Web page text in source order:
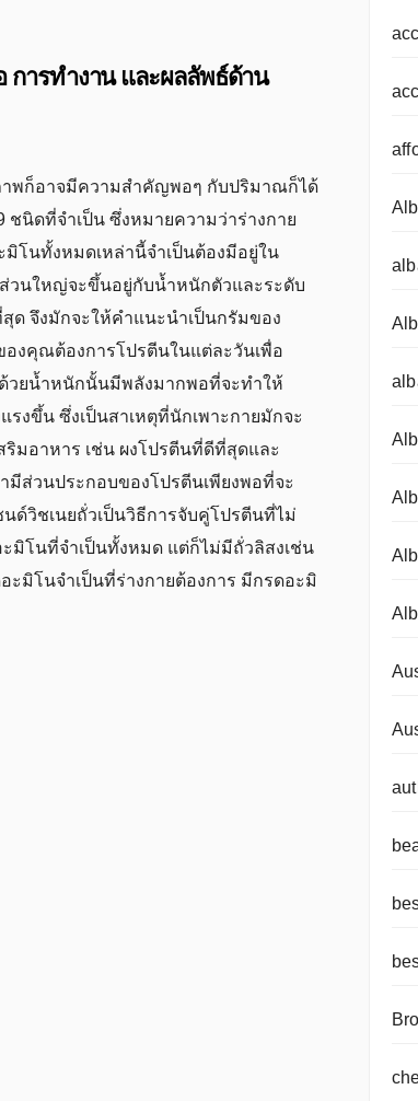
การทำงาน และผลลัพธ์ด้าน
าพก็อาจมีความสำคัญพอๆ กับปริมาณก็ได้
นิดที่จำเป็น ซึ่งหมายความว่าร่างกาย
มิโนทั้งหมดเหล่านี้จำเป็นต้องมีอยู่ใน
วนใหญ่จะขึ้นอยู่กับน้ำหนักตัวและระดับ
จึงมักจะให้คำแนะนำเป็นกรัมของ
งคุณต้องการโปรตีนในแต่ละวันเพื่อ
ด้วยน้ำหนักนั้นมีพลังมากพอที่จะทำให้
งขึ้น ซึ่งเป็นสาเหตุที่นักเพาะกายมักจะ
มอาหาร เช่น ผงโปรตีนที่ดีที่สุดและ
มีส่วนประกอบของโปรตีนเพียงพอที่จะ
ด์วิชเนยถั่วเป็นวิธีการจับคู่โปรตีนที่ไม่
โนที่จำเป็นทั้งหมด แต่ก็ไม่มีถั่วลิสงเช่น
ะมิโนจำเป็นที่ร่างกายต้องการ มีกรดอะมิ